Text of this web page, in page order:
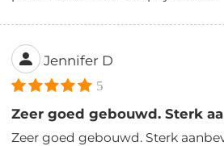
Jennifer D
5
Zeer goed gebouwd. Sterk
Zeer goed gebouwd. Sterk